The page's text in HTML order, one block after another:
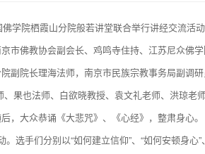
学院栖霞山分院般若讲堂联合举行讲经交流活
佛教协会副会长、鸡鸣寺住持、江苏尼众佛学
副院长理海法师，南京市民族宗教事务局副调
果也法师、白欲晓教授、袁文礼老师、洪琼老
，大众恭诵《大悲咒》、《心经》，整肃身心
手们分别以“如何建立信仰”、“如何安顿身心”